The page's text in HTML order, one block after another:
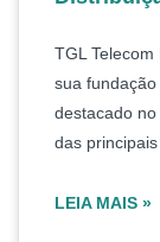
TGL
sua
destacado
das
LEIA MAIS »